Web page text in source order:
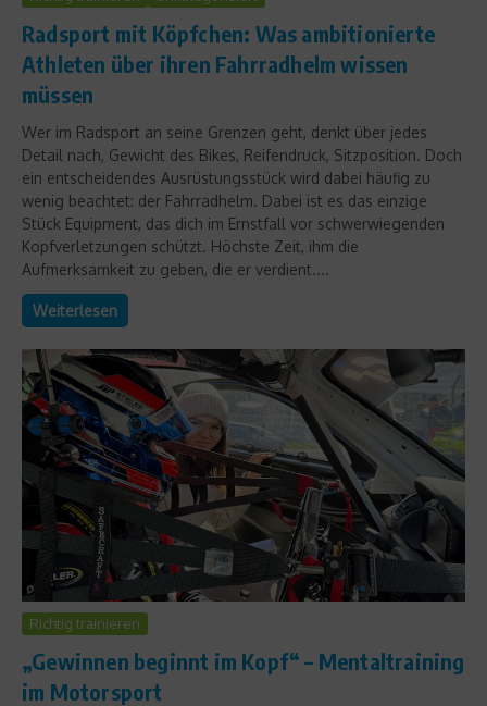
Radsport mit Köpfchen: Was ambitionierte
Athleten über ihren Fahrradhelm wissen
müssen
Wer im Radsport an seine Grenzen geht, denkt über jedes
Detail nach, Gewicht des Bikes, Reifendruck, Sitzposition. Doch
ein entscheidendes Ausrüstungsstück wird dabei häufig zu
wenig beachtet: der Fahrradhelm. Dabei ist es das einzige
Stück Equipment, das dich im Ernstfall vor schwerwiegenden
Kopfverletzungen schützt. Höchste Zeit, ihm die
Aufmerksamkeit zu geben, die er verdient....
Weiterlesen
Richtig trainieren
„Gewinnen beginnt im Kopf“ – Mentaltraining
im Motorsport